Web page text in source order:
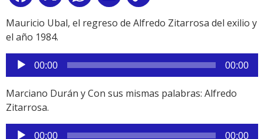
Link
Mauricio Ubal, el regreso de Alfredo Zitarrosa del exilio y
el año 1984.
Reproductor
de
audio
00:00 00:00
Marciano Durán y Con sus mismas palabras: Alfredo
Zitarrosa.
Reproductor
00:00 00:00